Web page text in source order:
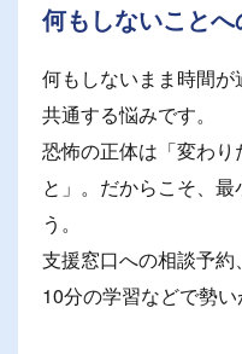
何もしないこと
何もしないまま時間
共通する悩みです。
恐怖の正体は「変わ
と」。だからこそ、
う。
支援窓口への相談予
10分の学習などで勢い